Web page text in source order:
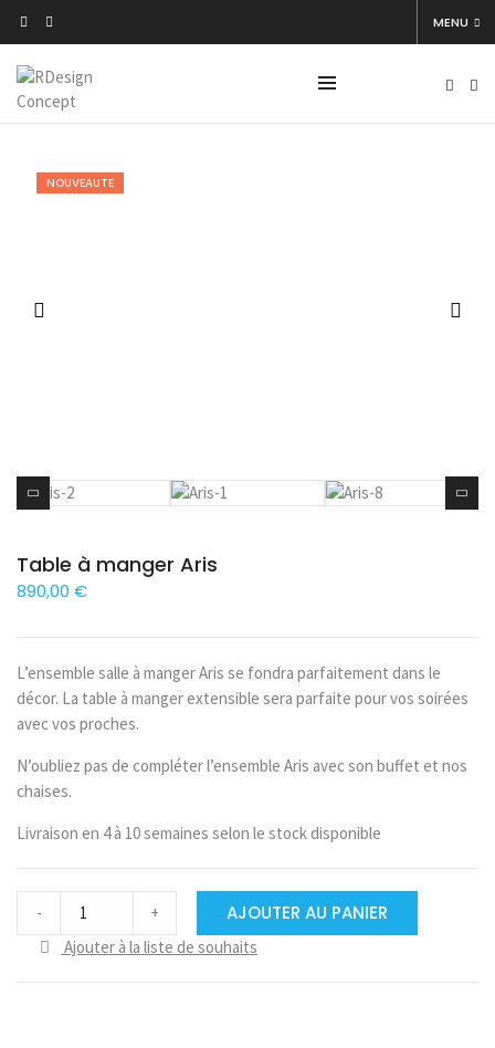
MENU
NOUVEAUTE
Table à manger Aris
890,00 €
L’ensemble salle à manger Aris se fondra parfaitement dans le
décor. La table à manger extensible sera parfaite pour vos soirées
avec vos proches.
N’oubliez pas de compléter l’ensemble Aris avec son buffet et nos
chaises.
Livraison en 4 à 10 semaines selon le stock disponible
manger
- + AJOUTER AU PANIER
Ajouter à la liste de souhaits